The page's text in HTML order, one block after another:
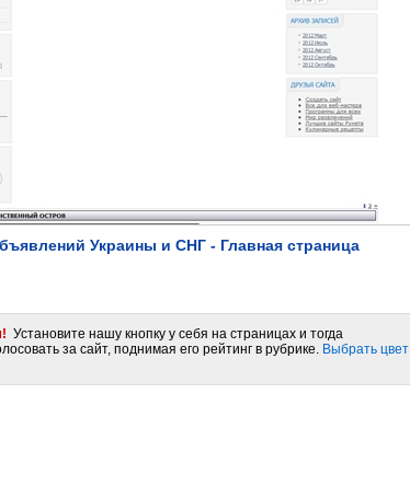
Украины и СНГ - Главная страница
Установите нашу кнопку у себя на страницах и тогда
за сайт, поднимая его рейтинг в рубрике. Выбрать цвет